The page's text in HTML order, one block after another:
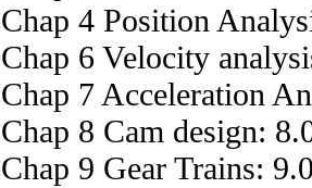
Chap 4 Position
Chap 6 Velocity
Chap 7 Acceleration
Chap 8 Cam design:
Chap 9 Gear Trains: